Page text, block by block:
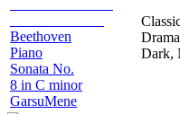
Beethoven
Piano
Sonata No.
8 in C minor
GarsuMene
Dark,